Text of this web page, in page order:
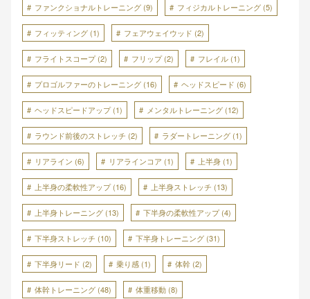
ファンクショナルトレーニング (9) フィジカルトレーニング (5)
フィッティング (1) フェアウェイウッド (2)
フライトスコープ(2) フリップ(2) フレイル (1)
プロゴルファーのトレーニング (16) ヘッドスピード (6)
ヘッドスピードアップ(1) メンタルトレーニング (12)
ラウンド前後のストレッチ (2) ラダートレーニング (1)
リアライン (6) リアラインコア (1) 上半身 (1)
上半身の柔軟性アップ(16) 上半身ストレッチ (13)
上半身トレーニング (13) 下半身の柔軟性アップ(4)
下半身ストレッチ (10) 下半身トレーニング (31)
下半身リード (2) 乗り感 (1) 体幹 (2)
体幹トレーニング (48) 体重移動 (8)